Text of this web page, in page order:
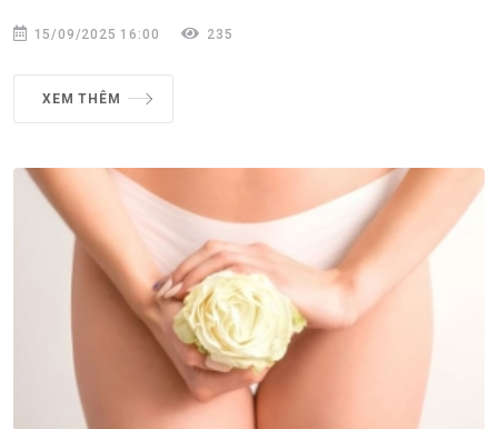
15/09/2025 16:00 235
XEM THÊM